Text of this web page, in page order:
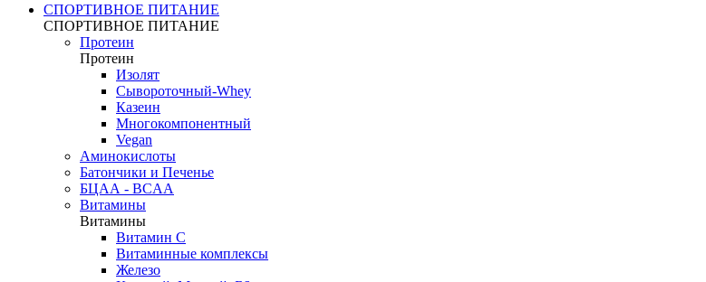
СПОРТИВНОЕ ПИТАНИЕ
СПОРТИВНОЕ ПИТАНИЕ
Протеин
Протеин
Изолят
Сывороточный-Whey
Казеин
Многокомпонентный
Vegan
Аминокислоты
Батончики и Печенье
БЦАА - BCAA
Витамины
Витамины
Витамин C
Витаминные комплексы
Железо